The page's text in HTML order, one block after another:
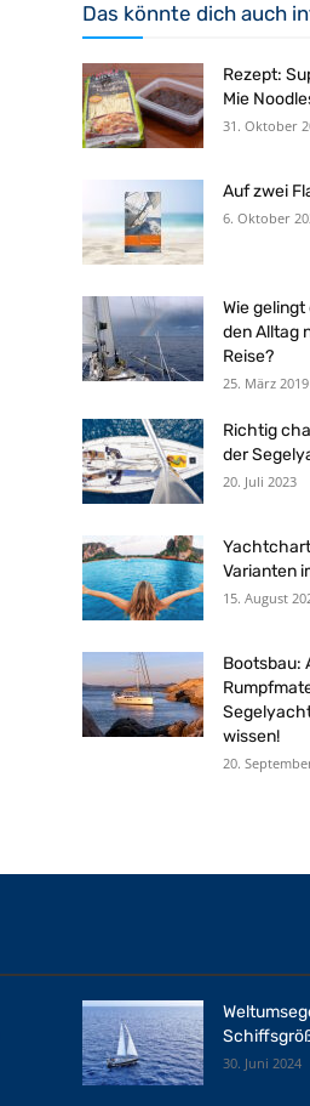
Das könnte dich auch
Rezept:
Mie
31. Oktober
Auf zwei
6. Oktober
Wie
den Alltag
Reise?
25. März 2019
Richtig
der
20. Juli 2023
Varianten
15. August
Bootsbau:
wissen!
20.
30. Juni 2024